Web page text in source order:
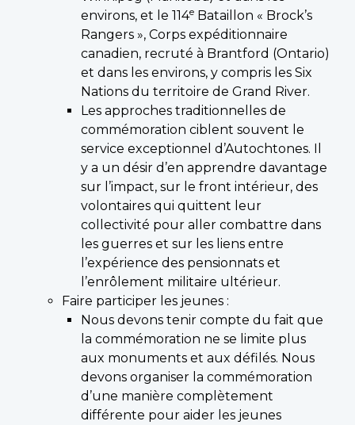
environs, et le 114e Bataillon « Brock’s
Rangers », Corps expéditionnaire
canadien, recruté à Brantford (Ontario)
et dans les environs, y compris les Six
Nations du territoire de Grand River.
Les approches traditionnelles de
commémoration ciblent souvent le
service exceptionnel d’Autochtones. Il
y a un désir d’en apprendre davantage
sur l’impact, sur le front intérieur, des
volontaires qui quittent leur
collectivité pour aller combattre dans
les guerres et sur les liens entre
l’expérience des pensionnats et
l’enrôlement militaire ultérieur.
Faire participer les jeunes :
Nous devons tenir compte du fait que
la commémoration ne se limite plus
aux monuments et aux défilés. Nous
devons organiser la commémoration
d’une manière complètement
différente pour aider les jeunes